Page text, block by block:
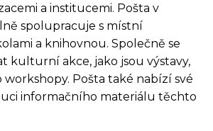
a institucemi. Pošta v
spolupracuje s místní
a knihovnou. Společně se
kulturní akce, jako jsou výstavy,
Pošta také nabízí své
informačního materiálu těchto